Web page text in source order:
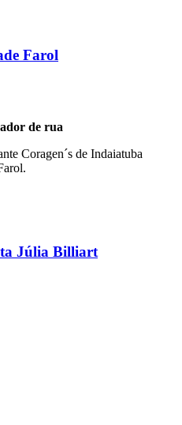
Farol
de rua
Coragen´s de Indaiatuba
Júlia Billiart